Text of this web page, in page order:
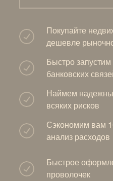
Быстрое
проволочек
Сэкономим вам
анализ расходов
Покупайте
дешевле
Наймем
всяких рисков
Быстро
банковских